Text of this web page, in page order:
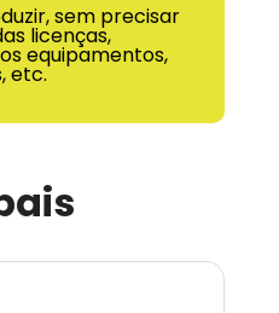
sem precisar
licenças,
equipamentos,
etc.